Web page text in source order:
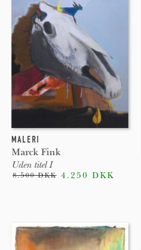
MALERI
Marck Fink
Uden titel I
8.500 DKK 4.250 DKK